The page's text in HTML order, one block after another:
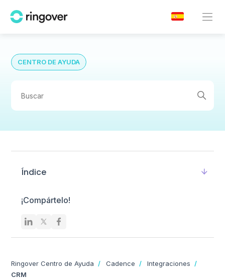
CENTRO DE AYUDA
Índice
¡Compártelo!
Ringover Centro de Ayuda Cadence
Integraciones
CRM